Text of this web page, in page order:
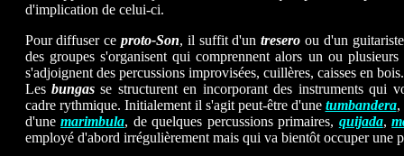
d'implication de celui-ci.
Pour diffuser ce proto-Son, il suffit d'untresero ou d'un
des groupes s'organisent qui comprennent alors un ou
s'adjoignent des percussions improvisées, cuillères, caisses en
Les bungasse structurent en incorporant des instruments qui
cadre rythmique. Initialement il s'agit peut-être d'une tumbandera,
d'unemarimbula, de quelques percussions primaires, quijada,
employé d'abord irrégulièrement mais qui va bientôt occuper une